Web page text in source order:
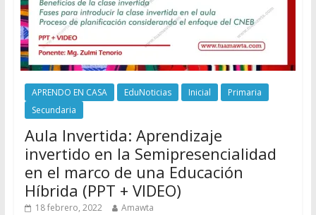
APRENDO EN CASA EduNoticias Inicial
Primaria
Secundaria
Aula Invertida: Aprendizaje
invertido en la Semipresencialidad
en el marco de una Educación
Híbrida (PPT + VIDEO)
18 febrero, 2022 Amawta